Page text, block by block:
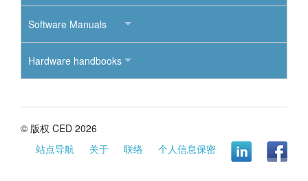
Software Manuals
Hardware handbooks
© 版权 CED 2026
站点导航
关于 联络 个人信息保密